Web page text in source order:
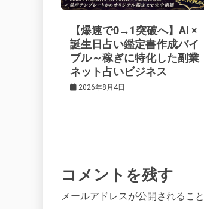
ー
シ
ョ
【爆速で0→1突破へ】AI ×
誕生日占い鑑定書作成バイ
ブル～稼ぎに特化した副業
ネット占いビジネス
2026年8月4日
コメントを残す
メールアドレスが公開されるこ